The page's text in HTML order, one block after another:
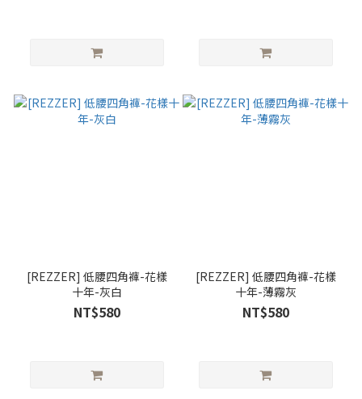
[REZZER] 低腰四角褲-花樣
十年-灰白
NT$580
[REZZER] 低腰四角褲-花樣
十年-薄霧灰
NT$580